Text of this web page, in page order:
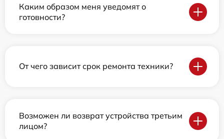
Каким образом меня уведомят о
готовности?
От чего зависит срок ремонта техники?
Возможен ли возврат устройства третьим
лицом?